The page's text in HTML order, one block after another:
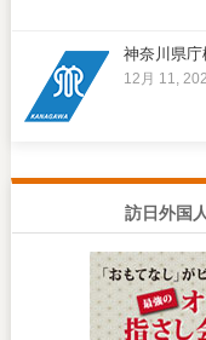
神奈川県庁
12月 11,
訪日外国